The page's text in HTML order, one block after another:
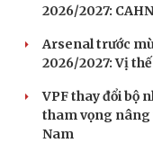
2026/2027:
Arsenal trước
2026/2027: Vị
VPF thay đổi bộ
tham vọng nâng
Nam